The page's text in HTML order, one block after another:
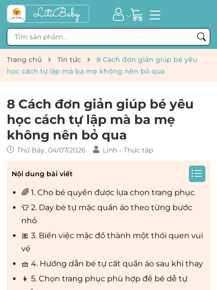
Trang chủ Tin tức
8 Cách đơn giản giúp bé yêu
học cách tự lập mà ba mẹ không nên bỏ qua
8 Cách đơn giản giúp bé yêu
học cách tự lập mà ba mẹ
không nên bỏ qua
Thứ Bảy, 04/07/2026 Linh - Thực tập
Nội dung bài viết
🌈 1. Cho bé quyền được lựa chọn trang phục
👕 2. Dạy bé tự mặc quần áo theo từng bước
nhỏ
🎀 3. Biến việc mặc đồ thành một thói quen vui
vẻ
🧺 4. Hướng dẫn bé tự cất quần áo sau khi thay
👦 5. Chọn trang phục phù hợp để bé dễ tự